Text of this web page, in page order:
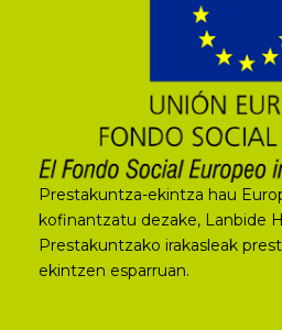
Prestakuntza-ekintza hau
kofinantzatu dezake, Lanbide
Prestakuntzako irakasleak
ekintzen esparruan.